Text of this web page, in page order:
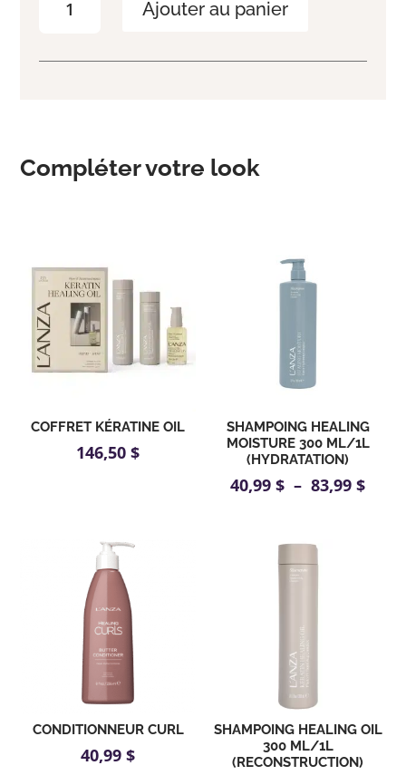
Ajouter au panier
Compléter votre look
COFFRET KÉRATINE OIL
146,50$
SHAMPOING HEALING
MOISTURE 300 ML/1L
(HYDRATATION)
40,99$ – 83,99$
CONDITIONNEUR CURL
40,99$
SHAMPOING HEALING OIL
300 ML/1L
(RECONSTRUCTION)